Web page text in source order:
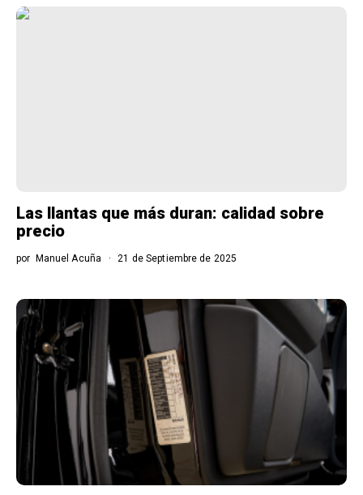
Las llantas que más duran: calidad sobre
precio
por Manuel Acuña 21 de Septiembre de 2025